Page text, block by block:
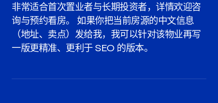
非常适合首次置业者与长期投资者，详情欢迎咨
询与预约看房。 如果你把当前房源的中文信息
（地址、卖点）发给我，我可以针对该物业再写
一版更精准、更利于 SEO 的版本。